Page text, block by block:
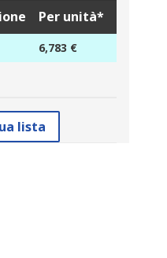
Per unità*
6,783 €
lista